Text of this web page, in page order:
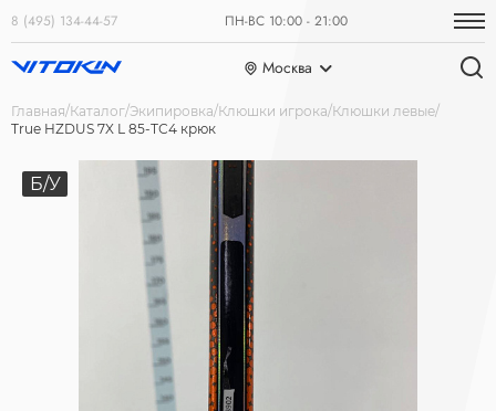
8 (495) 134-44-57 ПН-ВС 10:00 - 21:00
Москва
Главная Каталог Экипировка Клюшки игрока Клюшки левые
True HZDUS 7X L 85-ТС4 крюк
Б/У